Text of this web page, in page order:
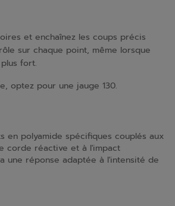
et enchaînez les coups précis
sur chaque point, même lorsque
fort.
optez pour une jauge 130.
en polyamide spécifiques couplés aux
corde réactive et à l'impact
une réponse adaptée à l'intensité de